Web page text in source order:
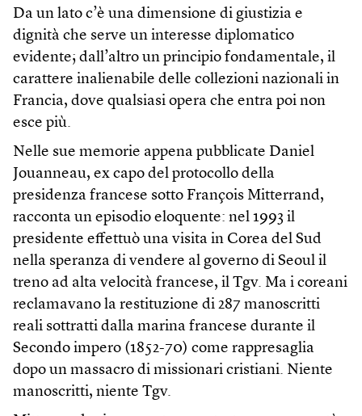
Da un lato c’è una dimensione di giustizia e
dignità che serve un interesse diplomatico
evidente; dall’altro un principio fondamentale, il
carattere inalienabile delle collezioni nazionali in
Francia, dove qualsiasi opera che entra poi non
esce più.
Nelle sue memorie appena pubblicate Daniel
Jouanneau, ex capo del protocollo della
presidenza francese sotto François Mitterrand,
racconta un episodio eloquente: nel 1993 il
presidente effettuò una visita in Corea del Sud
nella speranza di vendere al governo di Seoul il
treno ad alta velocità francese, il Tgv. Ma i coreani
reclamavano la restituzione di 287 manoscritti
reali sottratti dalla marina francese durante il
Secondo impero (1852-70) come rappresaglia
dopo un massacro di missionari cristiani. Niente
manoscritti, niente Tgv.